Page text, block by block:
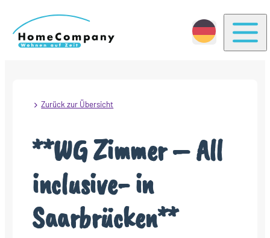
Zurück zur Übersicht
**WG Zimmer – All
inclusive- in
Saarbrücken**